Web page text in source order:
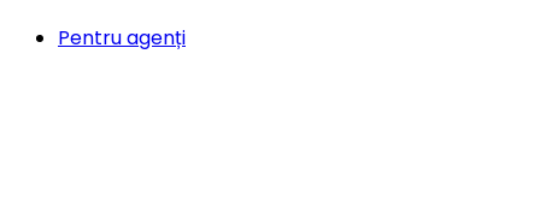
Pentru agenți